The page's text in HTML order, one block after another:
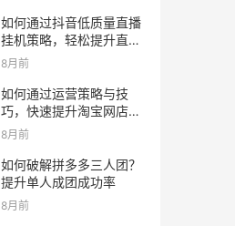
如何通过抖音低质量直播
挂机策略，轻松提升直播
收益
8月前
如何通过运营策略与技
巧，快速提升淘宝网店销
量
8月前
如何破解拼多多三人团？
提升单人成团成功率
8月前